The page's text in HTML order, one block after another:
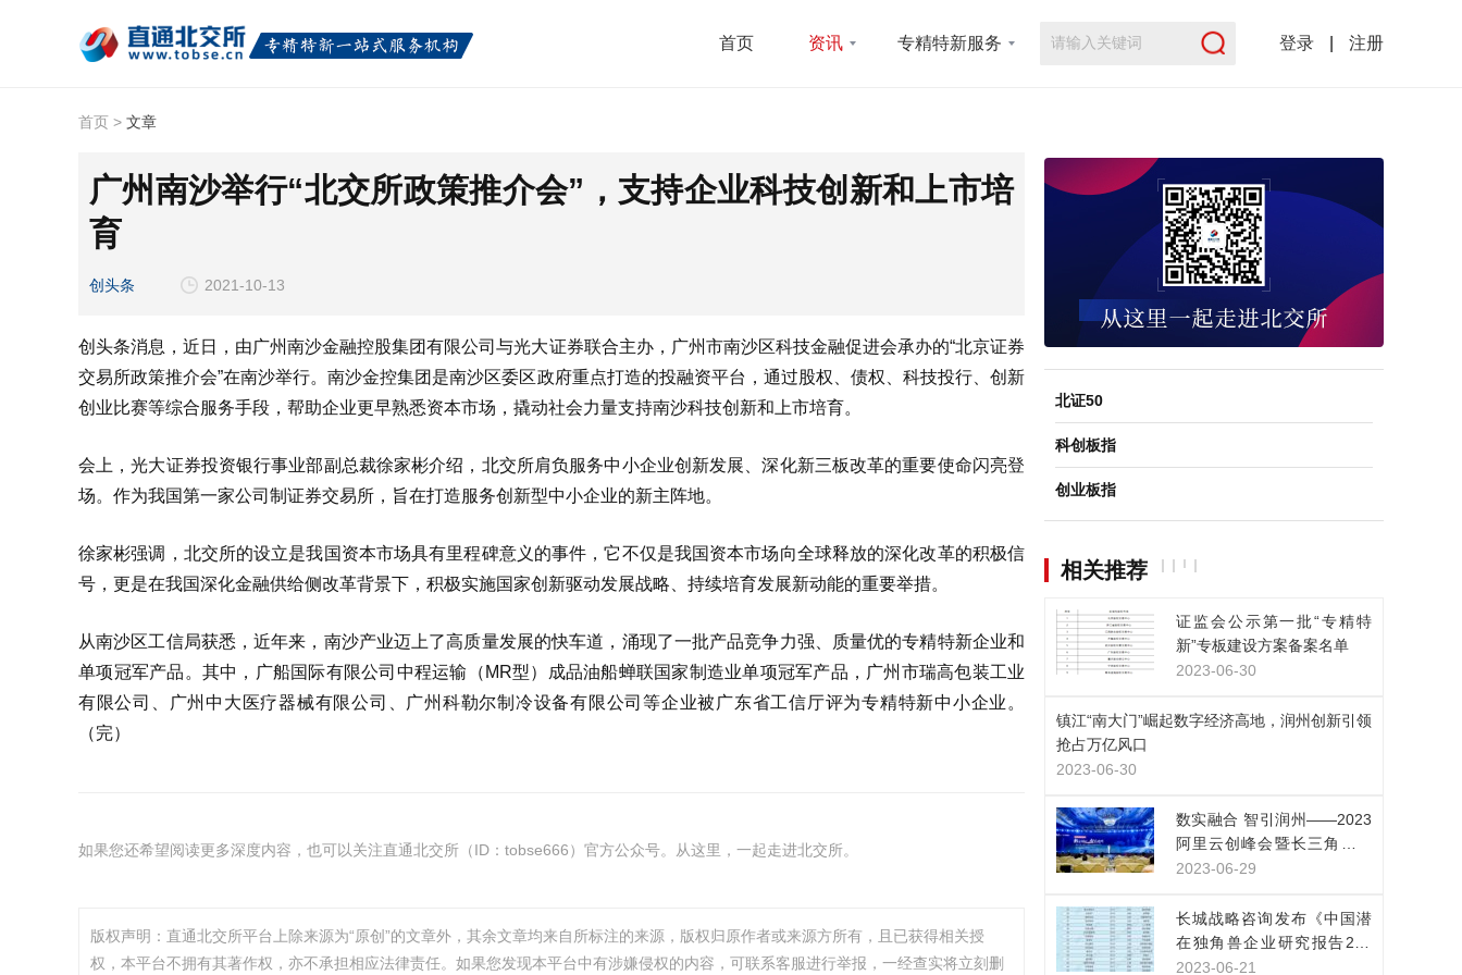
首页 资讯 专精特新服务 登录 注册
首页 > 文章
广州南沙举行“北交所政策推介会”，支持企业科技创新和上市培
育
创头条 2021-10-13
创头条消息，近日，由广州南沙金融控股集团有限公司与光大证券联合主办，广州市南沙区科技金融促进会承办的“北京证券
交易所政策推介会”在南沙举行。南沙金控集团是南沙区委区政府重点打造的投融资平台，通过股权、债权、科技投行、创新
创业比赛等综合服务手段，帮助企业更早熟悉资本市场，撬动社会力量支持南沙科技创新和上市培育。
会上，光大证券投资银行事业部副总裁徐家彬介绍，北交所肩负服务中小企业创新发展、深化新三板改革的重要使命闪亮登
场。作为我国第一家公司制证券交易所，旨在打造服务创新型中小企业的新主阵地。
徐家彬强调，北交所的设立是我国资本市场具有里程碑意义的事件，它不仅是我国资本市场向全球释放的深化改革的积极信
号，更是在我国深化金融供给侧改革背景下，积极实施国家创新驱动发展战略、持续培育发展新动能的重要举措。
从南沙区工信局获悉，近年来，南沙产业迈上了高质量发展的快车道，涌现了一批产品竞争力强、质量优的专精特新企业和
单项冠军产品。其中，广船国际有限公司中程运输（MR型）成品油船蝉联国家制造业单项冠军产品，广州市瑞高包装工业
有限公司、广州中大医疗器械有限公司、广州科勒尔制冷设备有限公司等企业被广东省工信厅评为专精特新中小企业。
（完）
如果您还希望阅读更多深度内容，也可以关注直通北交所（ID：tobse666）官方公众号。从这里，一起走进北交所。
版权声明：直通北交所平台上除来源为“原创”的文章外，其余文章均来自所标注的来源，版权归原作者或来源方所有，且已获得相关授
权，本平台不拥有其著作权，亦不承担相应法律责任。如果您发现本平台中有涉嫌侵权的内容，可联系客服进行举报，一经查实将立刻删
北证50
科创板指
创业板指
相关推荐
证监会公示第一批“专精特
新”专板建设方案备案名单
2023-06-30
镇江“南大门”崛起数字经济高地，润州创新引领
抢占万亿风口
2023-06-30
数实融合 智引润州——2023
阿里云创峰会暨长三角（镇
江）数字经济高峰论坛在润
2023-06-29
长城战略咨询发布《中国潜
在独角兽企业研究报告202
3》：潜在独角兽企业653
2023-06-21